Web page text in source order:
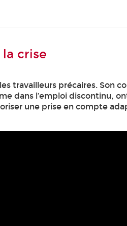
crise
travailleurs précaires. Son
dans l’emploi discontinu,
une prise en compte